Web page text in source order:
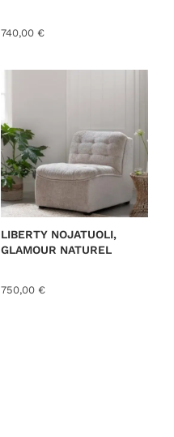
740,00 €
LIBERTY NOJATUOLI,
GLAMOUR NATUREL
750,00 €